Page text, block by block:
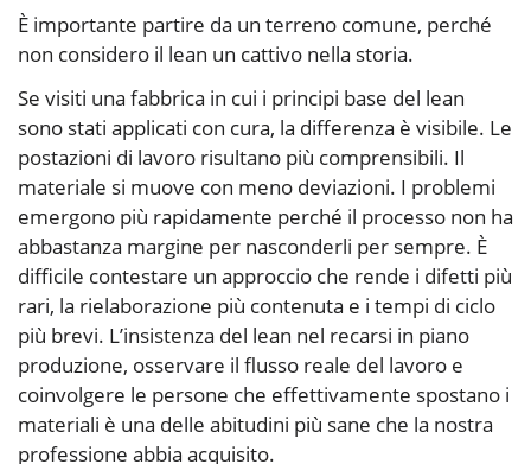
È importante partire da un terreno comune, perché
non considero il lean un cattivo nella storia.
Se visiti una fabbrica in cui i principi base del lean
sono stati applicati con cura, la differenza è visibile. Le
postazioni di lavoro risultano più comprensibili. Il
materiale si muove con meno deviazioni. I problemi
emergono più rapidamente perché il processo non ha
abbastanza margine per nasconderli per sempre. È
difficile contestare un approccio che rende i difetti più
rari, la rielaborazione più contenuta e i tempi di ciclo
più brevi. L’insistenza del lean nel recarsi in piano
produzione, osservare il flusso reale del lavoro e
coinvolgere le persone che effettivamente spostano i
materiali è una delle abitudini più sane che la nostra
professione abbia acquisito.